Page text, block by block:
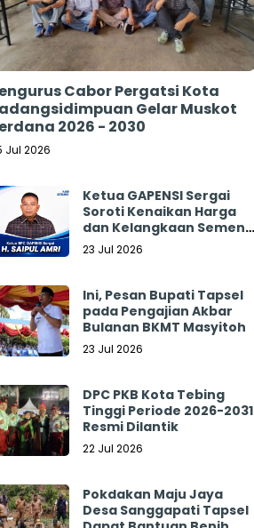
Cabor Pergatsi Kota
Gelar Muskot
2026 - 2030
Jul 2026
Ketua GAPENSI Sergai
Soroti Kenaikan Harga
dan Kelangkaan Semen,
Minta Pemerintah
23 Jul 2026
Ini, Pesan Bupati Tapsel
pada Pengajian Akbar
Bulanan BKMT Masyitoh
23 Jul 2026
DPC PKB Kota Tebing
Tinggi Periode 2026-2031
Resmi Dilantik
22 Jul 2026
Pokdakan Maju Jaya
Desa Sanggapati Tapsel